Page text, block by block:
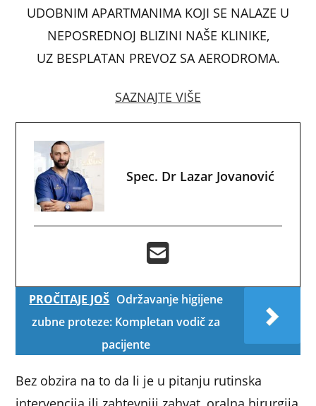
UDOBNIM APARTMANIMA KOJI SE NALAZE U
NEPOSREDNOJ BLIZINI NAŠE KLINIKE,
UZ BESPLATAN PREVOZ SA AERODROMA.
SAZNAJTE VIŠE
Spec. Dr Lazar Jovanović
PROČITAJE JOŠ Održavanje higijene
zubne proteze: Kompletan vodič za
pacijente
Bez obzira na to da li je u pitanju rutinska